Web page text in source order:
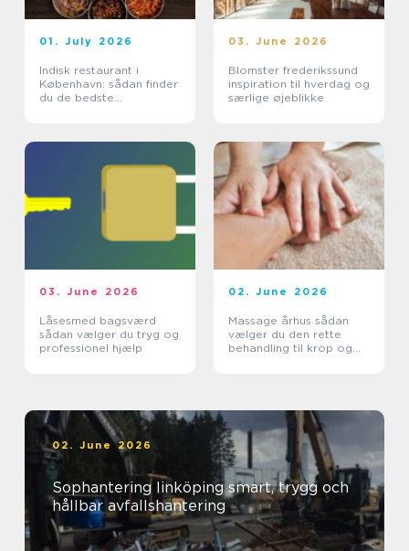
01. July 2026
Indisk restaurant i
København: sådan finder
du de bedste
03. June 2026
Blomster frederikssund
inspiration til hverdag og
særlige øjeblikke
03. June 2026
Låsesmed bagsværd
sådan vælger du tryg og
professionel hjælp
02. June 2026
Massage århus sådan
vælger du den rette
behandling til krop og
02. June 2026
Sophantering linköping smart, trygg och
hållbar avfallshantering